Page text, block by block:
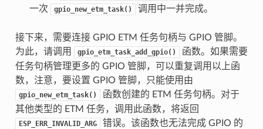
一次
gpio_new_etm_task() 调用中一并完成。
接下来，需要连接 GPIO ETM 任务句柄与 GPIO 管脚。
为此，请调用
gpio_etm_task_add_gpio()
函数。如果需要
任务句柄管理更多的 GPIO 管脚，可以重复调用以上函
数，注意，要设置 GPIO 管脚，只能使用由
gpio_new_etm_task()
函数创建的 ETM 任务句柄。对于
其他类型的 ETM 任务，调用此函数，将返回
ESP_ERR_INVALID_ARG
错误。该函数也无法完成 GPIO 的